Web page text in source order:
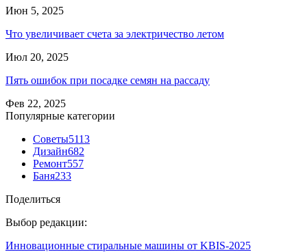
Июн 5, 2025
Что увеличивает счета за электричество летом
Июл 20, 2025
Пять ошибок при посадке семян на рассаду
Фев 22, 2025
Популярные категории
Советы5113
Дизайн682
Ремонт557
Баня233
Поделиться
Выбор редакции:
Инновационные стиральные машины от KBIS-2025